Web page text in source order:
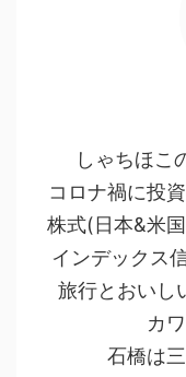
しゃちほこ
コロナ禍に投
株式(日本&米
インデックス
旅行とおいし
カ
石橋は